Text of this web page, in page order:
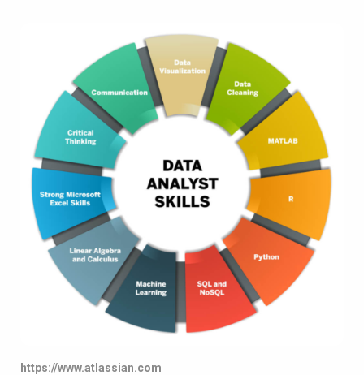
https://www.atlassian.com